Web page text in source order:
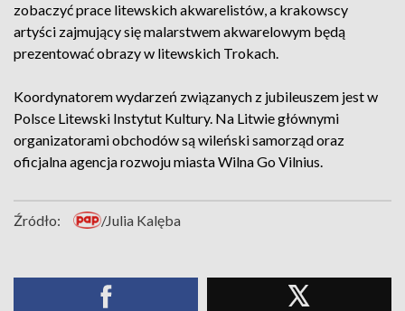
zobaczyć prace litewskich akwarelistów, a krakowscy
artyści zajmujący się malarstwem akwarelowym będą
prezentować obrazy w litewskich Trokach.
Koordynatorem wydarzeń związanych z jubileuszem jest w
Polsce Litewski Instytut Kultury. Na Litwie głównymi
organizatorami obchodów są wileński samorząd oraz
oficjalna agencja rozwoju miasta Wilna Go Vilnius.
Źródło: /Julia Kalęba